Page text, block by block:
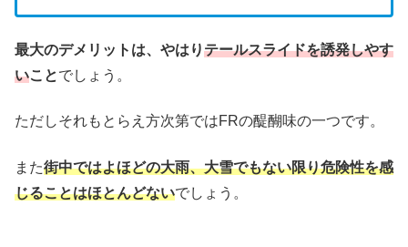
最大のデメリットは、やはりテールスライドを誘発しやす
いことでしょう。
ただしそれもとらえ方次第ではFRの醍醐味の一つです。
また街中ではよほどの大雨、大雪でもない限り危険性を感
じることはほとんどないでしょう。